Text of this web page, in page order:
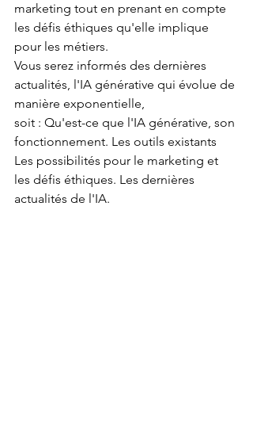
marketing tout en prenant en compte
les défis éthiques qu'elle implique
pour les métiers.
Vous serez informés des dernières
actualités, l'IA générative qui évolue de
manière exponentielle,
soit : Qu'est-ce que l'IA générative, son
fonctionnement. Les outils existants
Les possibilités pour le marketing et
les défis éthiques. Les dernières
actualités de l'IA.